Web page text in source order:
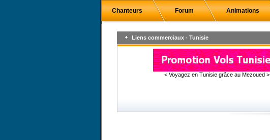
Chanteurs Forum Animations
Liens commerciaux - Tunisie
< Voyagez en Tunisie grâce au Mezoued >